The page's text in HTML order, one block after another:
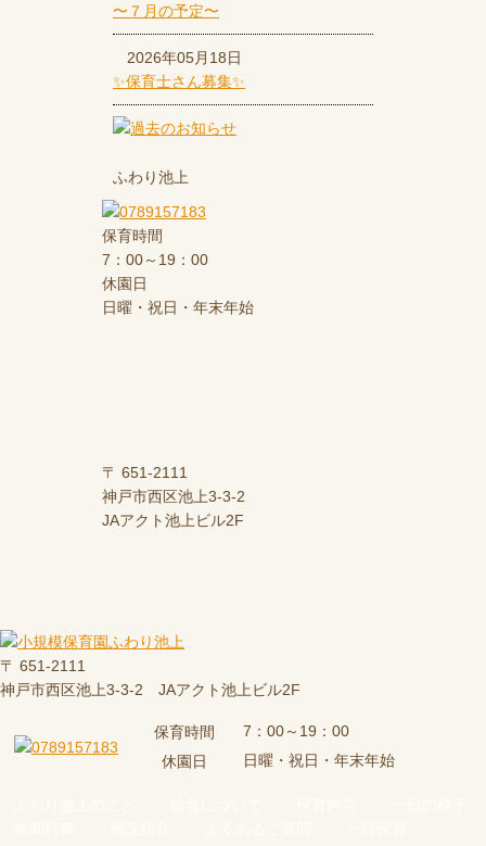
〜７月の予定〜
2026年05月18日
✨保育士さん募集✨
ふわり池上
保育時間
7：00～19：00
休園日
日曜・祝日・年末年始
〒 651-2111
神戸市西区池上3-3-2
JAアクト池上ビル2F
〒 651-2111
神戸市西区池上3-3-2 JAアクト池上ビル2F
保育時間
7：00～19：00
休園日
日曜・祝日・年末年始